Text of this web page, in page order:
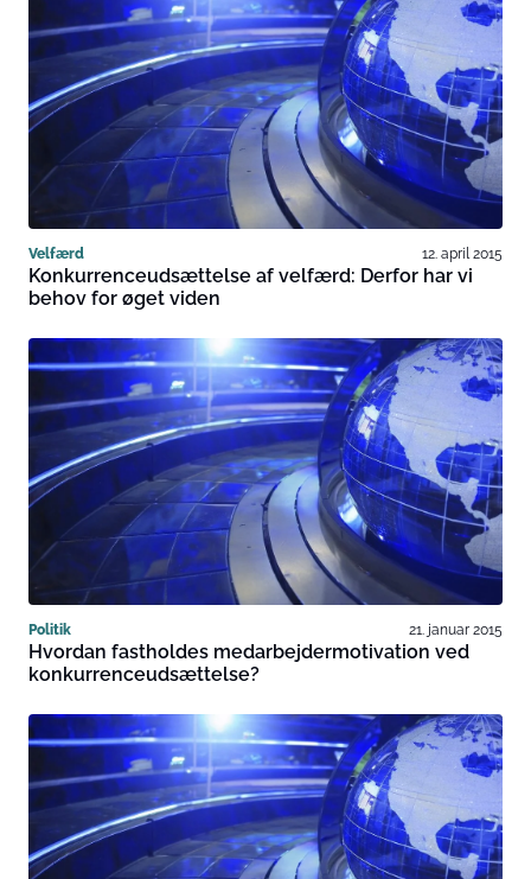
Velfærd 12. april 2015
Konkurrenceudsættelse af velfærd: Derfor har vi
behov for øget viden
Politik 21. januar 2015
Hvordan fastholdes medarbejdermotivation ved
konkurrenceudsættelse?